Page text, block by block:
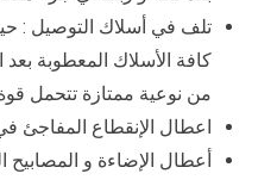
تلف في أسلاك التوصيل :
كافة الأسلاك المعطوبة بعد
من نوعية ممتازة تتحمل قوة
اعطال الإنقطاع المفاجئ في
أعطال الإضاءة و المصابيح